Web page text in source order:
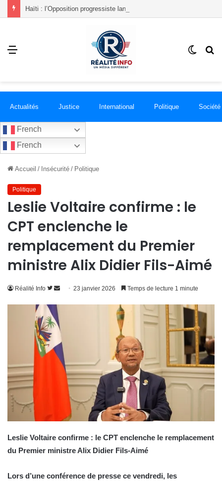
Menu
Switch
Actualités Justice International Politique Société
French
French
Accueil / Insécurité / Politique
Politique
Leslie Voltaire confirme : le
CPT enclenche le
remplacement du Premier
ministre Alix Didier Fils-Aimé
Réalité Info
Suivre
Twitter
Envoyer23 janvier 2026 Temps de lecture 1 minute
Leslie Voltaire confirme : le CPT enclenche le remplacement
du Premier ministre Alix Didier Fils-Aimé
Lors d’une conférence de presse ce vendredi, les